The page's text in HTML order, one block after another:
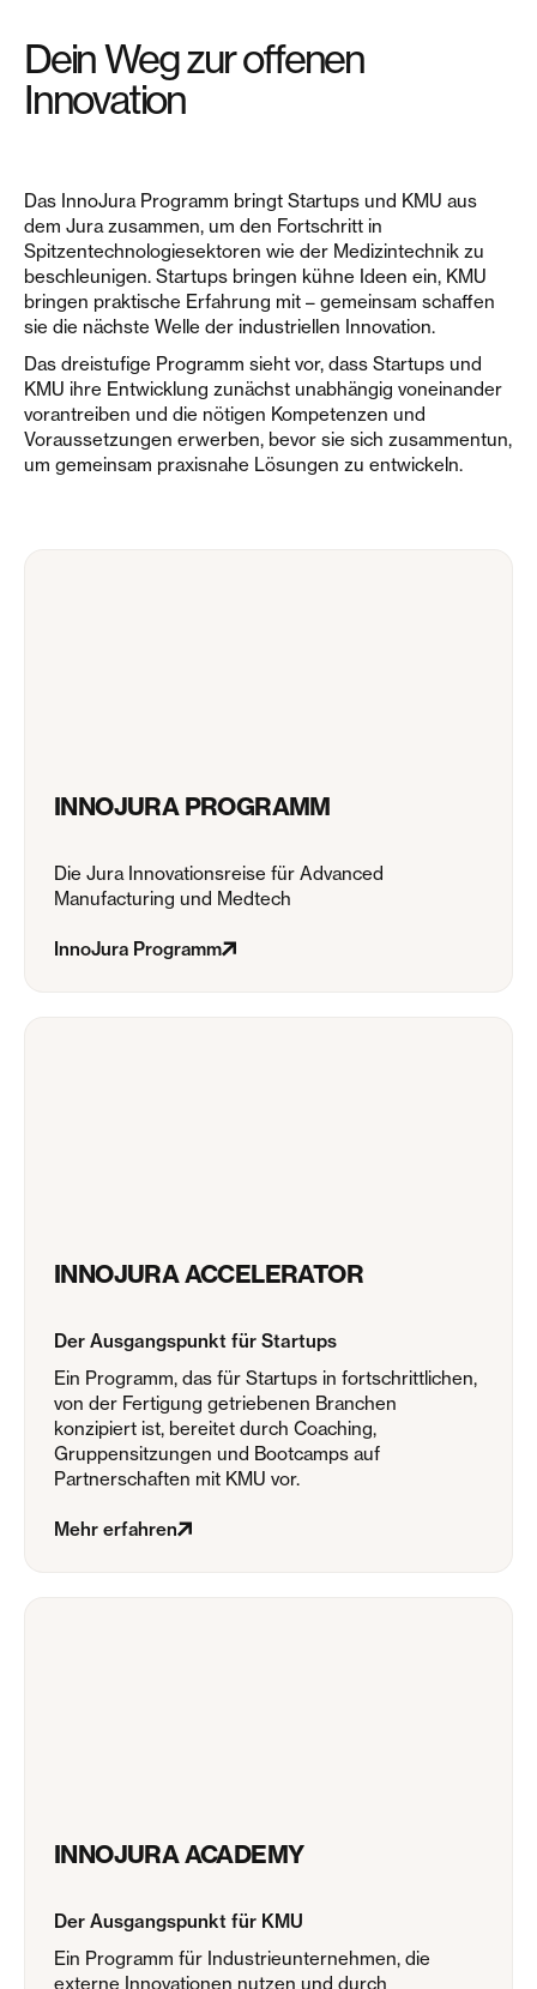
Dein Weg zur offenen
Innovation
Das InnoJura Programm bringt Startups und KMU aus
dem Jura zusammen, um den Fortschritt in
Spitzentechnologiesektoren wie der Medizintechnik zu
beschleunigen. Startups bringen kühne Ideen ein, KMU
bringen praktische Erfahrung mit – gemeinsam schaffen
sie die nächste Welle der industriellen Innovation.
Das dreistufige Programm sieht vor, dass Startups und
KMU ihre Entwicklung zunächst unabhängig voneinander
vorantreiben und die nötigen Kompetenzen und
Voraussetzungen erwerben, bevor sie sich zusammentun,
um gemeinsam praxisnahe Lösungen zu entwickeln.
INNOJURA PROGRAMM
Die Jura Innovationsreise für Advanced
Manufacturing und Medtech
InnoJura Programm
INNOJURA ACCELERATOR
Der Ausgangspunkt für Startups
Ein Programm, das für Startups in fortschrittlichen,
von der Fertigung getriebenen Branchen
konzipiert ist, bereitet durch Coaching,
Gruppensitzungen und Bootcamps auf
Partnerschaften mit KMU vor.
Mehr erfahren
INNOJURA ACADEMY
Der Ausgangspunkt für KMU
Ein Programm für Industrieunternehmen, die
externe Innovationen nutzen und durch